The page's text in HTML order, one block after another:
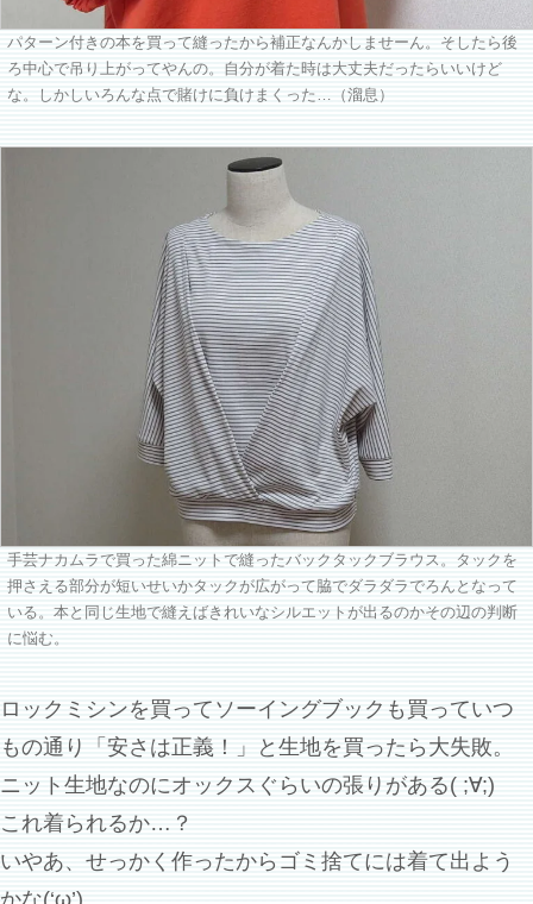
パターン付きの本を買って縫ったから補正なんかしませーん。そしたら後
ろ中心で吊り上がってやんの。自分が着た時は大丈夫だったらいいけど
な。しかしいろんな点で賭けに負けまくった…（溜息）
手芸ナカムラで買った綿ニットで縫ったバックタックブラウス。タックを
押さえる部分が短いせいかタックが広がって脇でダラダラでろんとなって
いる。本と同じ生地で縫えばきれいなシルエットが出るのかその辺の判断
に悩む。
ロックミシンを買ってソーイングブックも買っていつ
もの通り「安さは正義！」と生地を買ったら大失敗。
ニット生地なのにオックスぐらいの張りがある( ;∀;)
これ着られるか…？
いやあ、せっかく作ったからゴミ捨てには着て出よう